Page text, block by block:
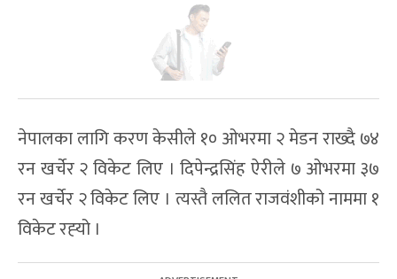
नेपालका लागि करण केसीले १० ओभरमा २ मेडन राख्दै ७४
रन खर्चेर २ विकेट लिए । दिपेन्द्रसिंह ऐरीले ७ ओभरमा ३७
रन खर्चेर २ विकेट लिए । त्यस्तै ललित राजवंशीको नाममा १
विकेट रह्‍यो ।